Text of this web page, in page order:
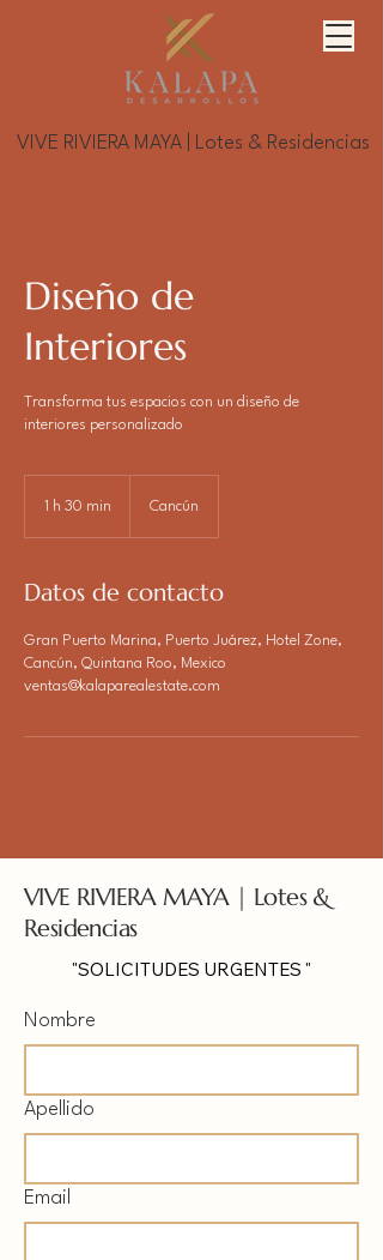
VIVE RIVIERA MAYA | Lotes & Residencias
Diseño de
Interiores
Transforma tus espacios con un diseño de
interiores personalizado
1 h 30 min
i
n
Cancún
Datos de contacto
Gran Puerto Marina, Puerto Juárez, Hotel Zone,
Cancún, Quintana Roo, Mexico
ventas@kalaparealestate.com
VIVE RIVIERA MAYA | Lotes &
Residencias
"SOLICITUDES URGENTES "
Nombre
Apellido
Email